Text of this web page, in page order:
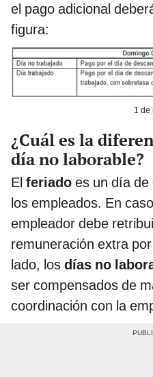
el pago adicional
figura:
1 de
¿Cuál es la
día no laborable?
El feriado es un día de
los empleados. En
empleador debe
remuneración extra
lado, los días no
ser compensados de
coordinación con la